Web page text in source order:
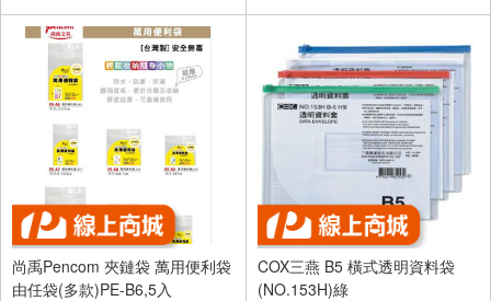
尚禹Pencom 夾鏈袋 萬用便利袋
由任袋(多款)PE-B6,5入
COX三燕 B5 橫式透明資料袋
(NO.153H)綠